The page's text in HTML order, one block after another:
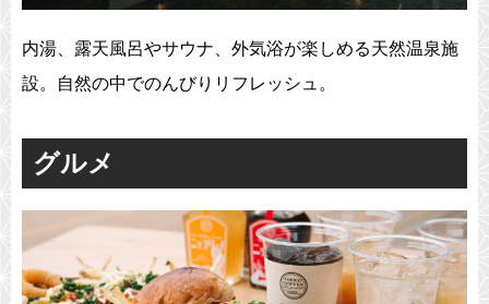
内湯、露天風呂やサウナ、外気浴が楽しめる天然温泉施
設。自然の中でのんびりリフレッシュ。
グルメ